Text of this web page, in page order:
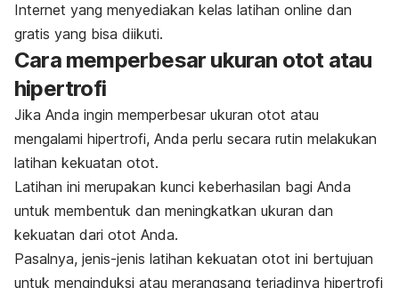
Internet yang menyediakan kelas latihan online dan
gratis yang bisa diikuti.
Cara memperbesar ukuran otot atau
hipertrofi
Jika Anda ingin memperbesar ukuran otot atau
mengalami hipertrofi, Anda perlu secara rutin melakukan
latihan kekuatan otot.
Latihan ini merupakan kunci keberhasilan bagi Anda
untuk membentuk dan meningkatkan ukuran dan
kekuatan dari otot Anda.
Pasalnya, jenis-jenis latihan kekuatan otot ini bertujuan
untuk menginduksi atau merangsang terjadinya hipertrofi